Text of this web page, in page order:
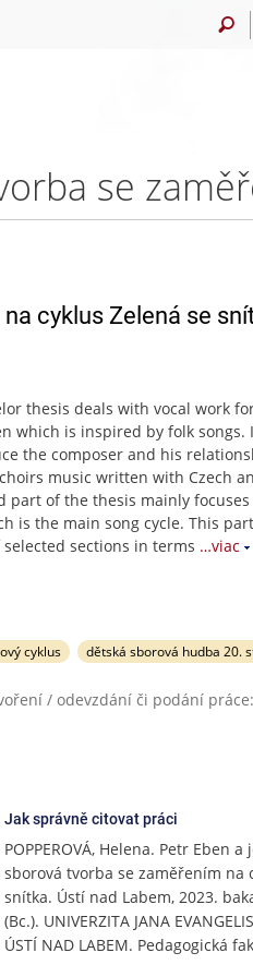
cyklus Zelená se
thesis deals with vocal work
which is inspired by folk
the composer and his
music written with Czech
part of the thesis mainly focuses
is the main song cycle. This
sections in terms …viac
cyklus dětská sborová hudba 20.
/ odevzdání či podání
Jak správně citovat práci
POPPEROVÁ, Helena. Petr Eben
sborová tvorba se zaměřením na
snítka. Ústí nad Labem, 2023.
(Bc.). UNIVERZITA JANA
ÚSTÍ NAD LABEM. Pedagogická